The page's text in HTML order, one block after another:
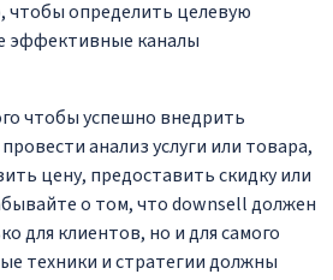
чтобы определить целевую
эффективные каналы
чтобы успешно внедрить
анализ услуги или товара,
цену, предоставить скидку или
о том, что downsell должен
для клиентов, но и для самого
техники и стратегии должны